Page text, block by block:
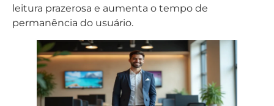
leitura prazerosa e aumenta o tempo de
permanência do usuário.